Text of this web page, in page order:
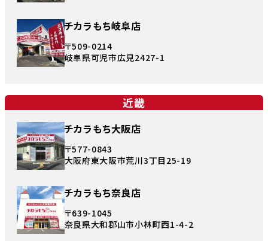
チカラもち岐阜店
〒509-0214
岐阜県可児市広見2427-1
近畿
チカラもち大阪店
〒577-0843
大阪府東大阪市荒川3丁目25-19
チカラもち奈良店
〒639-1045
奈良県大和郡山市小林町西1-4-2